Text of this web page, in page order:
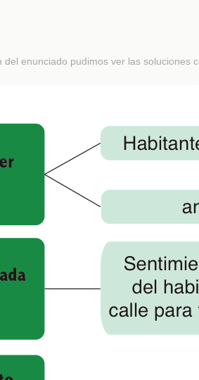
del enunciado pudimos ver las soluciones